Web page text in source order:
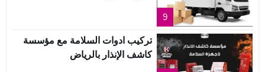
9
تركيب ادوات السلامة مع مؤسسة
كاشف الإنذار بالرياض